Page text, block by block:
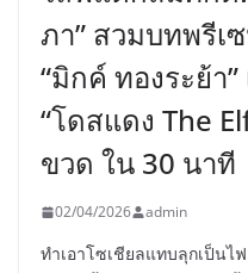
ภา” สวมบทพรีเ
“มิกค์ ทองระย้า
“โดสแดง The
ขวด ใน 30 นาที
02/04/2026 admin
ทำเอาโซเชียลแทบลุกเป็นไ